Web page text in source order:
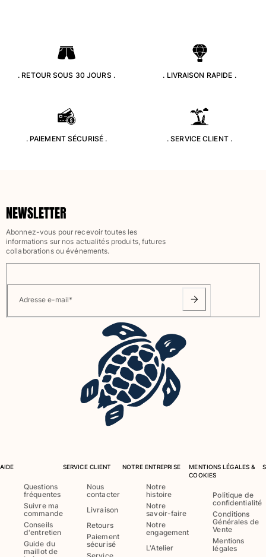
. RETOUR SOUS 30 JOURS . . LIVRAISON RAPIDE .
. PAIEMENT SÉCURISÉ . . SERVICE CLIENT .
NEWSLETTER
Abonnez-vous pour recevoir toutes les
informations sur nos actualités produits, futures
collaborations ou événements.
Adresse e-mail*
AIDE
Questions
fréquentes
Suivre ma
commande
Conseils
d'entretien
Guide du
maillot de
SERVICE CLIENT
Nous
contacter
Livraison
Retours
Paiement
sécurisé
NOTRE ENTREPRISE
Notre
histoire
Notre
savoir-faire
Notre
engagement
L'Atelier
MENTIONS LÉGALES &
COOKIES
Politique de
confidentialité
Conditions
Générales de
Vente
Mentions
légales